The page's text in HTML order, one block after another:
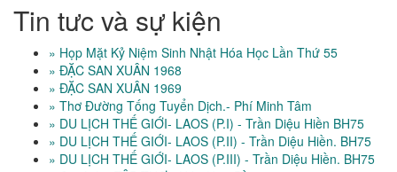
Tin tưc và sự kiện
» Họp Mặt Kỷ Niệm Sinh Nhật Hóa Học Lần Thứ 55
» ĐẶC SAN XUÂN 1968
» ĐẶC SAN XUÂN 1969
» Thơ Đường Tống Tuyển Dịch.- Phí Minh Tâm
» DU LỊCH THẾ GIỚI- LAOS (P.I) - Trần Diệu Hiền BH75
» DU LỊCH THẾ GIỚI- LAOS (P.II) - Trần Diệu Hiền. BH75
» DU LỊCH THẾ GIỚI- LAOS (P.III) - Trần Diệu Hiền. BH75